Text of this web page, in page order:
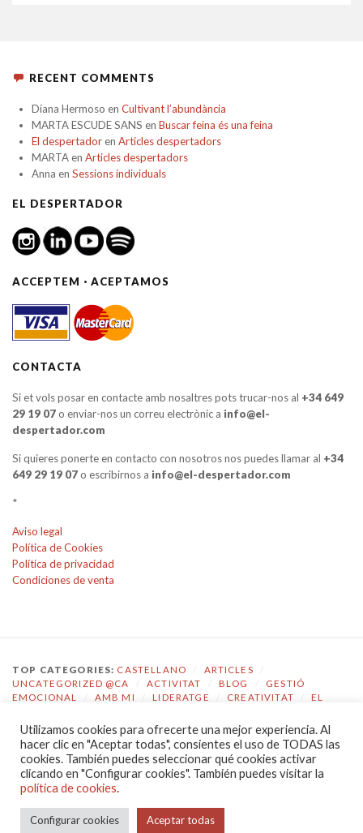
RECENT COMMENTS
Diana Hermoso en Cultivant l’abundància
MARTA ESCUDE SANS en Buscar feina és una feina
El despertadoren Articles despertadors
MARTAen Articles despertadors
Anna en Sessions individuals
EL DESPERTADOR
ACCEPTEM · ACEPTAMOS
CONTACTA
Si et vols posar en contacte amb nosaltres pots trucar-nos al +34 649
29 19 07o enviar-nos un correu electrònic a info@el-
despertador.com
Si quieres ponerte en contacto con nosotros nos puedes llamar al +34
649 29 19 07o escribirnos a info@el-despertador.com
*
Aviso legal
Política de Cookies
Política de privacidad
Condiciones de venta
TOP CATEGORIES: CASTELLANO ARTICLES
UNCATEGORIZED @CA
ACTIVITAT BLOG
GESTIÓ
EMOCIONAL
AMB MI LIDERATGE CREATIVITAT
EL
TOP TAGS: COACHING / GESTIÓ EMOCIONAL / ECOLOGIA
EMOCIONAL / EL DESPERTADOR / CONSCIÈNCIA /
AUTOCONEIXEMENT / JOVES / COMPETÈNCIES /
COMUNICACIÓ / LIDERATGE
THEME: CHRONICLE BY PRO THEME DESIGN
Utilizamos cookies para ofrecerte una mejor experiencia. Al
hacer clic en "Aceptar todas", consientes el uso de TODAS las
cookies. También puedes seleccionar qué cookies activar
clicando en "Configurar cookies". También puedes visitar la
política de cookies.
Configurar cookies Aceptar todas